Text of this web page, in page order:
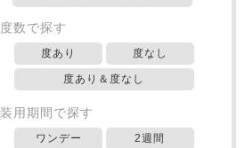
度数で探す
度あり 度なし
度あり＆度なし
装用期間で探す
ワンデー 2週間